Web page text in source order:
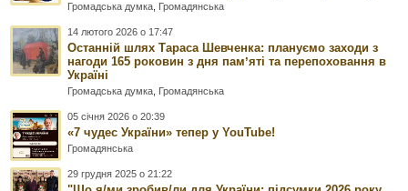
Громадська думка Громадянська
14 лютого 2026 о 17:47
Останній шлях Тараса Шевченка: плануємо заходи з
нагоди 165 роковин з дня памʼяті та перепоховання в
Україні
Громадська думка Громадянська
05 січня 2026 о 20:39
«7 чудес України» тепер у YouTube!
Громадянська
29 грудня 2025 о 21:22